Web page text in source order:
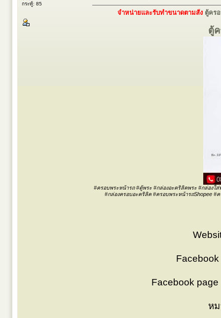
กระทู้: 85
จำหน่ายและรับทำขนาดตามสั่ง ตู้คร
ตู้
#ครอบพระหน้ารถ #ตู้พระ #กล่องอะคริลิคพระ #กล่องใ
#กล่องครอบอะคริลิค #ครอบพระหน้ารถShopee #
Facebook
ห